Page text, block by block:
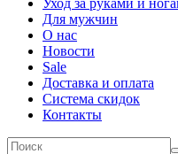
Для мужчин
О нас
Новости
Sale
Доставка и оплата
Система скидок
Контакты